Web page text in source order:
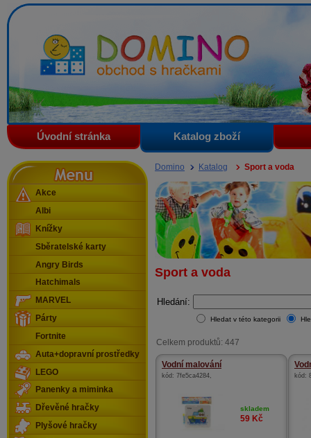
Domino - obchod s hračkami
Úvodní stránka Katalog zboží
Domino Katalog Sport a voda
Sport a voda
Hledání:
Hledat v této kategorii
Celkem produktů: 447
Vodní malování
kód: 7fe5ca4284,
skladem
59 Kč
kód:
Menu
Akce
Albi
Knížky
Sběratelské karty
Angry Birds
Hatchimals
MARVEL
Párty
Fortnite
Auta+dopravní prostředky
LEGO
Panenky a miminka
Dřevěné hračky
Plyšové hračky